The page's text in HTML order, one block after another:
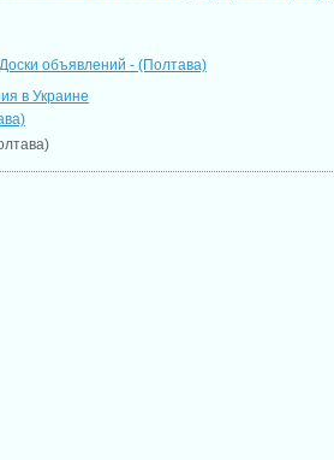
Доски объявлений - (Полтава)
в Украине